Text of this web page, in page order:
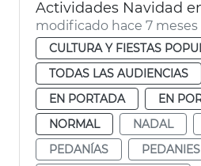
modificado hace 7 meses
CULTURA Y FIESTAS
TODAS LAS AUDIENCIAS
EN PORTADA
EN
NORMAL
NADAL
PEDANÍAS
PEDANIES